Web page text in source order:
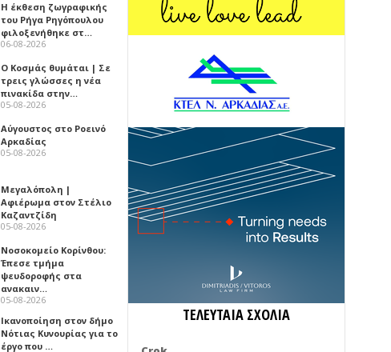
Η έκθεση ζωγραφικής
του Ρήγα Ρηγόπουλου
φιλοξενήθηκε στ…
06-08-2026
Ο Κοσμάς θυμάται | Σε
τρεις γλώσσες η νέα
πινακίδα στην…
05-08-2026
Αύγουστος στο Ροεινό
Αρκαδίας
05-08-2026
Μεγαλόπολη |
Αφιέρωμα στον Στέλιο
Καζαντζίδη
05-08-2026
Νοσοκομείο Κορίνθου:
Έπεσε τμήμα
ψευδοροφής στα
ανακαιν…
05-08-2026
Ικανοποίηση στον δήμο
Νότιας Κυνουρίας για το
έργο που …
ΤΕΛΕΥΤΑΙΑ ΣΧΟΛΙΑ